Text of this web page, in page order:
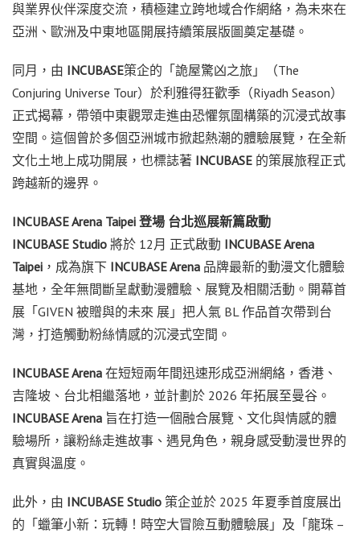
與業界伙伴深度交流，積極建立跨地域合作網絡，為未來在
亞洲、歐洲及中東地區開展持續策展版圖奠定基礎。
同月，由 INCUBASE策企的「詭屋驚凶之旅」（The
Conjuring Universe Tour）於利雅得狂歡季（Riyadh Season）
正式揭幕，帶領中東觀眾走進由恐懼氛圍構築的沉浸式故事
空間。這個曾於多個亞洲城市掀起熱潮的體驗展覽，在全新
文化土地上成功開展，也標誌著 INCUBASE 的策展旅程正式
跨越新的邊界。
INCUBASE Arena Taipei 登場 台北巡展新篇啟動
INCUBASE Studio 將於 12月 正式啟動 INCUBASE Arena
Taipei ，成為旗下 INCUBASE Arena 品牌最新的動漫文化體驗
基地，全年無間斷呈獻動漫體驗、展覽及相關活動。開幕首
展「 GIVEN 被贈與的未來 展 」把人氣 BL 作品首次帶到台
灣，打造觸動粉絲情感的沉浸式空間。
INCUBASE Arena 在短短兩年間迅速形成亞洲網絡，香港、
吉隆坡、台北相繼落地，並計劃於 2026 年拓展至曼谷。
INCUBASE Arena 旨在打造一個融合展覽、文化與情感的體
驗場所，讓粉絲走進故事、遇見角色，親身感受動漫世界的
真實與溫度。
此外，由 INCUBASE Studio 策企並於 2025 年夏季首度展出
的「蠟筆小新：玩轉！時空大冒險互動體驗展」及「龍珠 –